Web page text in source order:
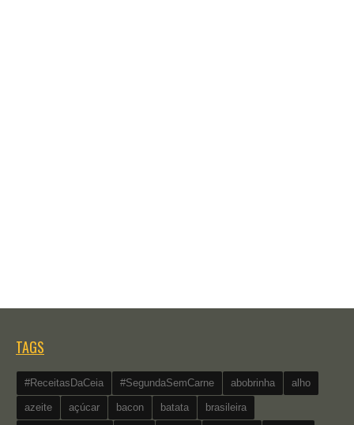
TAGS
#ReceitasDaCeia #SegundaSemCarne abobrinha alho
azeite açúcar bacon batata brasileira